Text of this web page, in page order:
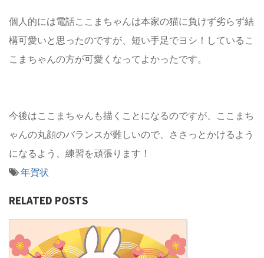
個人的には電話ここまちゃんは本家の猫に負けず劣らず結
構可愛いと思ったのですが、短い手足でヨシ！しているこ
こまちゃんの方が可愛くなってよかったです。
今後はここまちゃんも描くことになるのですが、ここまち
ゃんの丸顔のバランスが難しいので、ささっとかけるよう
になるよう、練習を頑張ります！
年賀状
RELATED POSTS